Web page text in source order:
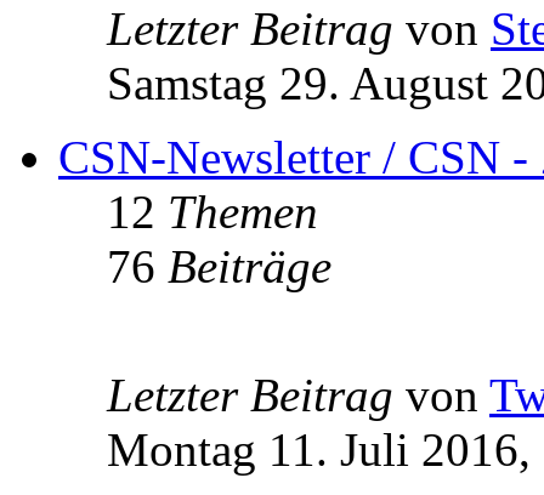
Letzter Beitrag von
Samstag 29. August
CSN-Newsletter / CSN
12 Themen
76 Beiträge
Letzter Beitrag von
Montag 11. Juli 2016,